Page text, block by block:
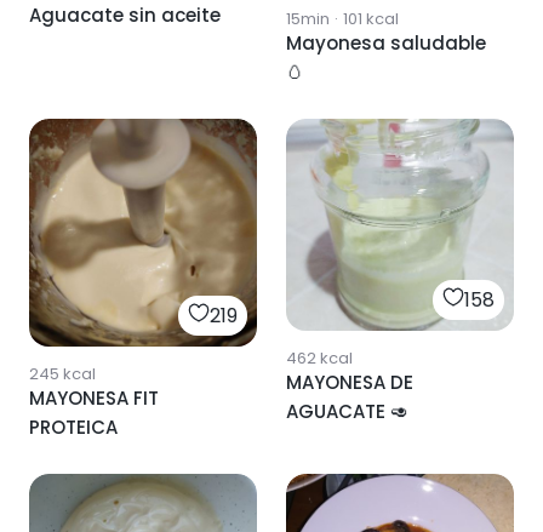
Aguacate sin aceite
15min · 101 kcal
Mayonesa saludable
🥚
219
245 kcal
MAYONESA FIT
PROTEICA
158
462kcal
MAYONESA DE
AGUACATE 🥑